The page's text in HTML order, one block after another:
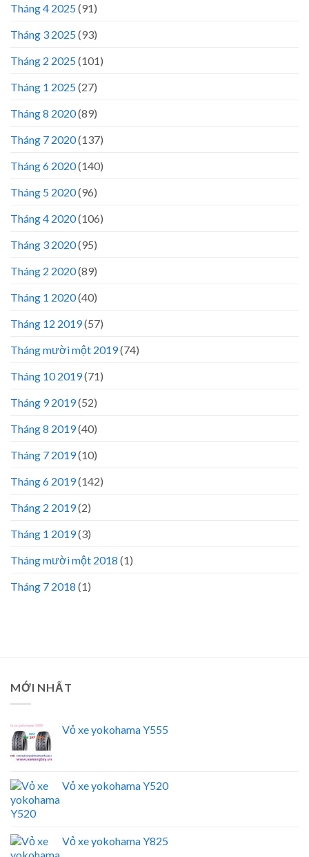
Tháng 4 2025(91)
Tháng 3 2025(93)
Tháng 2 2025(101)
Tháng 1 2025(27)
Tháng 8 2020(89)
Tháng 7 2020(137)
Tháng 6 2020(140)
Tháng 5 2020(96)
Tháng 4 2020(106)
Tháng 3 2020(95)
Tháng 2 2020(89)
Tháng 1 2020(40)
Tháng 12 2019(57)
Tháng mười một 2019(74)
Tháng 10 2019(71)
Tháng 9 2019(52)
Tháng 8 2019(40)
Tháng 7 2019(10)
Tháng 6 2019(142)
Tháng 2 2019(2)
Tháng 1 2019(3)
Tháng mười một 2018 (1)
Tháng 7 2018 (1)
MỚI NHẤT
Vỏ xe yokohama Y555
Vỏ xe yokohama Y520
Vỏ xe yokohama Y825